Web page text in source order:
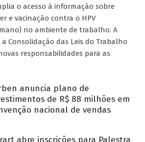
o acesso à informação sobre
e vacinação contra o HPV
no ambiente de trabalho. A
Consolidação das Leis do Trabalho
responsabilidades para as
anuncia plano de
de R$ 88 milhões em
nacional de vendas